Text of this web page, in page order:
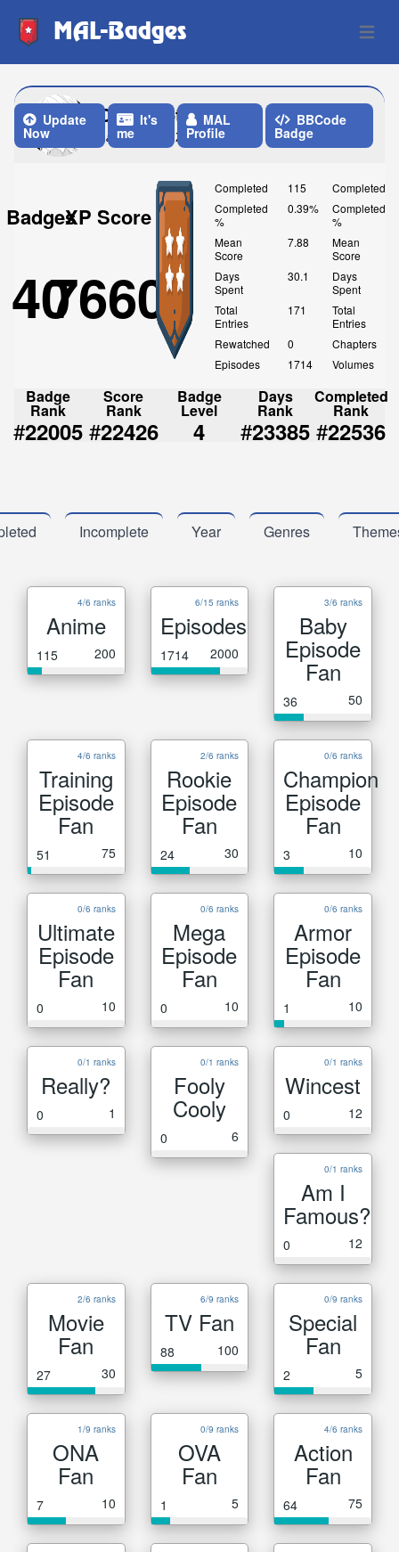
MAL-Badges Open
ContemptMusic
Last Update: 7 Days ago
Update
Now
It's
me
MAL
Profile
BBCode
Badge
Badges
40
XP Score
7660
Completed
115
Completed
%
0.39%
Mean
Score
7.88
Days
Spent
30.1
Total
Entries
171
Rewatched
0
Episodes
1714
Completed
Completed
%
Mean
Score
Days
Spent
Total
Entries
Chapters
Volumes
Badge
Rank
#22005
Score
Rank
#22426
Badge
Level
4
Days
Rank
#23385
Completed
Rank
#22536
Incomplete Year Genres
4/6 ranks
Anime
115 200
6/15 ranks
Episodes
1714 2000
3/6 ranks
Baby
Episode
Fan
36 50
4/6 ranks
Training
Episode
Fan
51 75
2/6 ranks
Rookie
Episode
Fan
24 30
0/6 ranks
Champion
Episode
Fan
3 10
0/6 ranks
Ultimate
Episode
Fan
0 10
0/6 ranks
Mega
Episode
Fan
0 10
0/6 ranks
Armor
Episode
Fan
1 10
0/1 ranks
Really?
0 1
0/1 ranks
Fooly
Cooly
0 6
0/1 ranks
Wincest
0 12
0/1 ranks
Am I
Famous?
0 12
2/6 ranks
Movie
Fan
27 30
6/9 ranks
TV Fan
88 100
0/9 ranks
Special
Fan
2 5
1/9 ranks
ONA
Fan
7 10
0/9 ranks
OVA
Fan
1 5
4/6 ranks
Action
Fan
64 75